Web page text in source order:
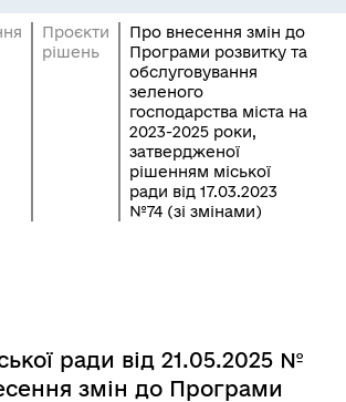
Проєкти
рішень
Про внесення змін до
Програми розвитку та
обслуговування
зеленого
господарства міста на
2023-2025 роки,
затвердженої
рішенням міської
ради від 17.03.2023
№74 (зі змінами)
ради від 21.05.2025 №
змін до Програми